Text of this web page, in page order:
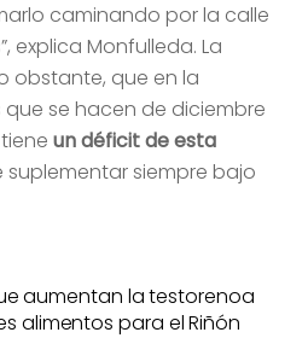
caminando por la calle
explica Monfulleda. La
obstante, que en la
se hacen de diciembre
un déficit de esta
suplementar siempre bajo
aumentan la testorenoa
alimentos para el Riñón